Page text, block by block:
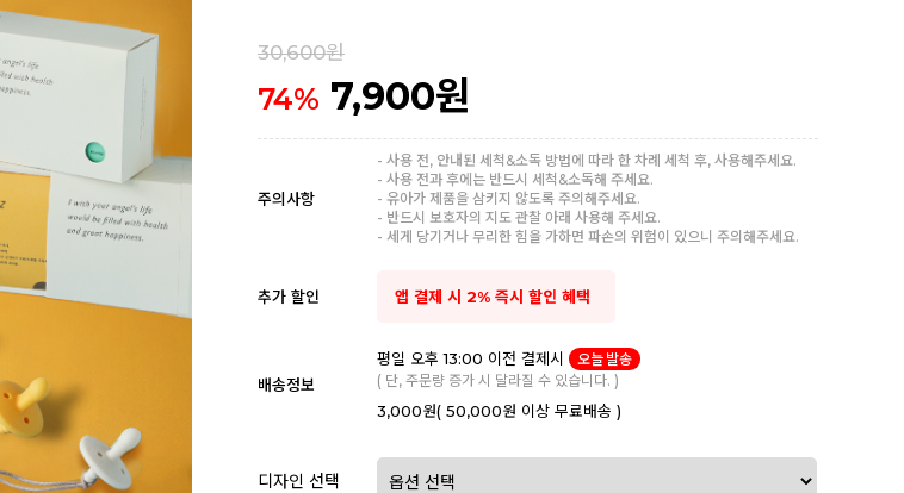
30,600원
74% 7,900원
주의사항
- 사용 전, 안내된 세척&소독 방법에 따라 한 차례 세척 후, 사용해주세요.
- 사용 전과 후에는 반드시 세척&소독해 주세요.
- 유아가 제품을 삼키지 않도록 주의해주세요.
- 반드시 보호자의 지도 관찰 아래 사용해 주세요.
- 세게 당기거나 무리한 힘을 가하면 파손의 위험이 있으니 주의해주세요.
추가 할인 앱 결제 시 2% 즉시 할인 혜택
배송정보
평일 오후 13:00 이전 결제시
오늘 발송
( 단, 주문량 증가 시 달라질 수 있습니다. )
3,000원( 50,000원 이상 무료배송 )
디자인 선택